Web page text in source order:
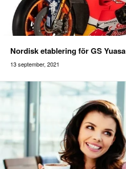
Nordisk etablering för GS Yuasa
13 september, 2021